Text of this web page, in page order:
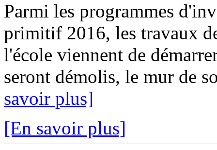
Parmi les programmes
primitif 2016, les travaux
l'école viennent de
seront démolis, le mur de
savoir plus]
[En savoir plus]